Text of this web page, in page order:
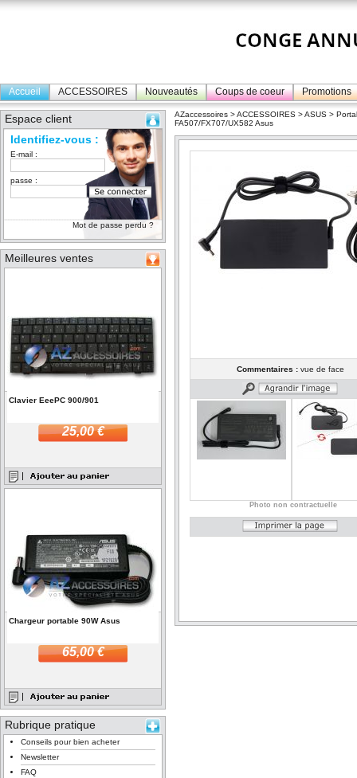
Accueil ACCESSOIRES Nouveautés Coups de coeur Promotions
Espace client
Identifiez-vous :
E-mail :
passe :
Mot de passe perdu ?
Meilleures ventes
Clavier EeePC 900/901
25,00 €
Chargeur portable 90W Asus
65,00 €
Rubrique pratique
Conseils pour bien acheter
Newsletter
FAQ
AZaccessoires >ACCESSOIRES >ASUS >
FA507/FX707/UX582 Asus
Commentaires :vue de face
Photo non contractuelle